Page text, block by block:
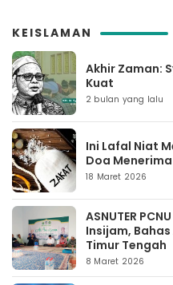
KEISLAMAN
Akhir Zaman:
Kuat
2 bulan yang lalu
Ini Lafal Niat
Doa Menerima
18 Maret 2026
ASNUTER
Insijam,
Timur Tengah
8 Maret 2026